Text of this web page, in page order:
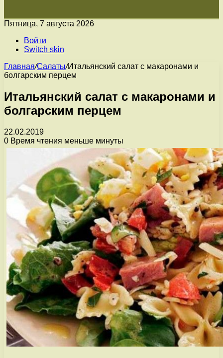
Пятница, 7 августа 2026
Войти
Switch skin
Главная/Салаты/Итальянский салат с макаронами и
болгарским перцем
Итальянский салат с макаронами и
болгарским перцем
22.02.2019
0 Время чтения меньше минуты